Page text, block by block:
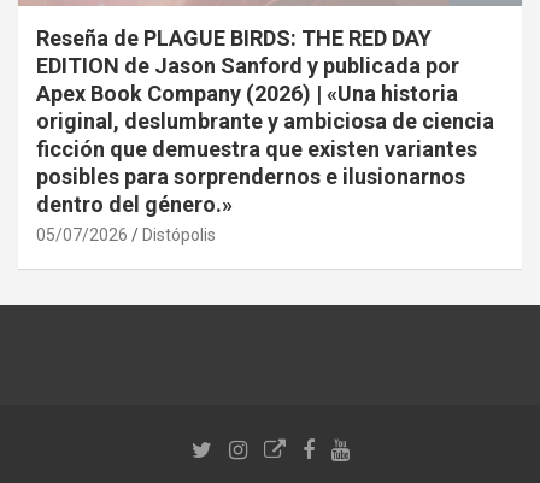
Reseña de PLAGUE BIRDS: THE RED DAY
EDITION de Jason Sanford y publicada por
Apex Book Company (2026) | «Una historia
original, deslumbrante y ambiciosa de ciencia
ficción que demuestra que existen variantes
posibles para sorprendernos e ilusionarnos
dentro del género.»
05/07/2026 Distópolis